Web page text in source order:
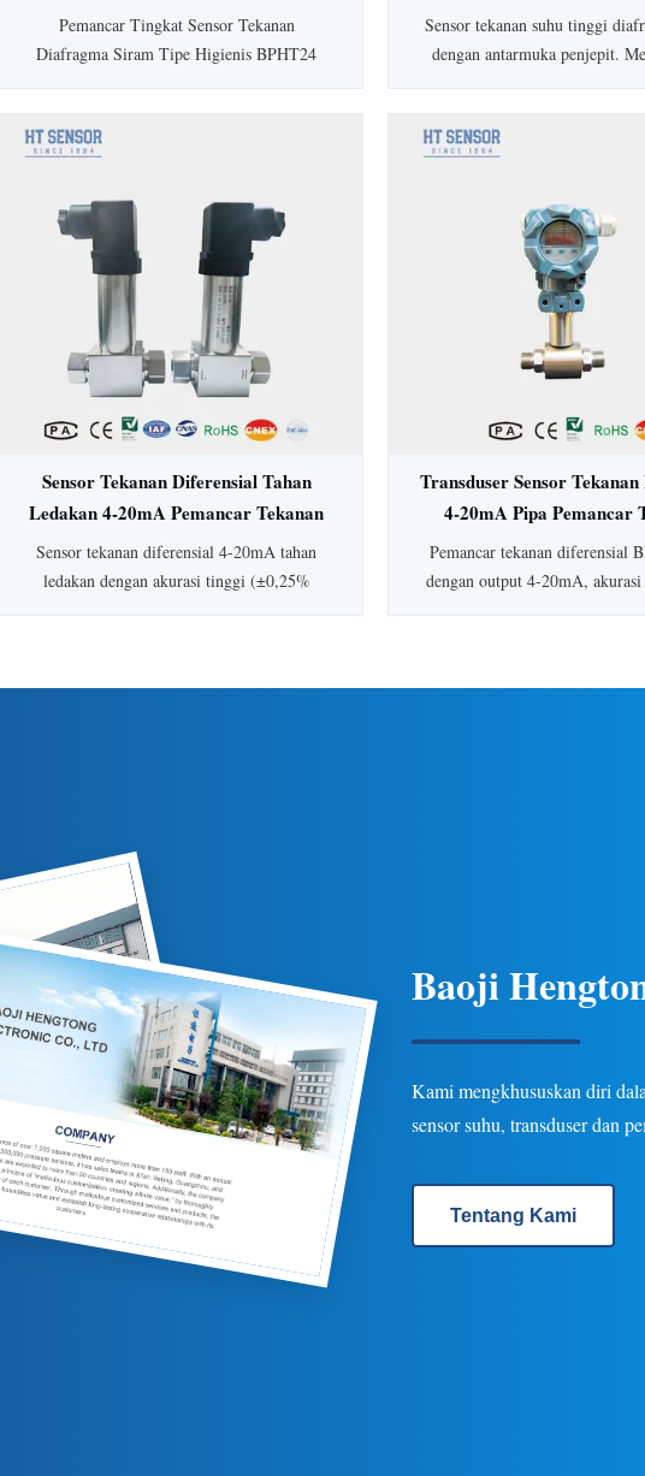
Tekanan
Pemancar Tingkat Sensor Tekanan
Diafragma Siram Tipe Higienis BPHT24
Dengan akurasi ±0,5%, perlindungan IP65,
untuk industri medis, biofarmasi, dan
makanan. Tersedia jenis dan keluaran tekanan
yang dapat disesuaikan.
Sensor tekanan suhu tinggi
dengan antarmuka penjepit.
Ideal untuk aplikasi higienis
Sensor Tekanan Diferensial Tahan
Ledakan 4-20mA Pemancar Tekanan
Diferensial Akurasi Tinggi
Sensor tekanan diferensial 4-20mA tahan
ledakan dengan akurasi tinggi (±0,25%
IP65, dan beberapa opsi keluaran/koneksi
Transduser Sensor
4-20mA Pipa Pemancar
Diferensial Air
Pemancar tekanan diferensial
dengan output 4-20mA,
industri minyak bumi, kimia,
Baoji
Kami mengkhususkan diri
sensor suhu, transduser dan
Tentang Kami